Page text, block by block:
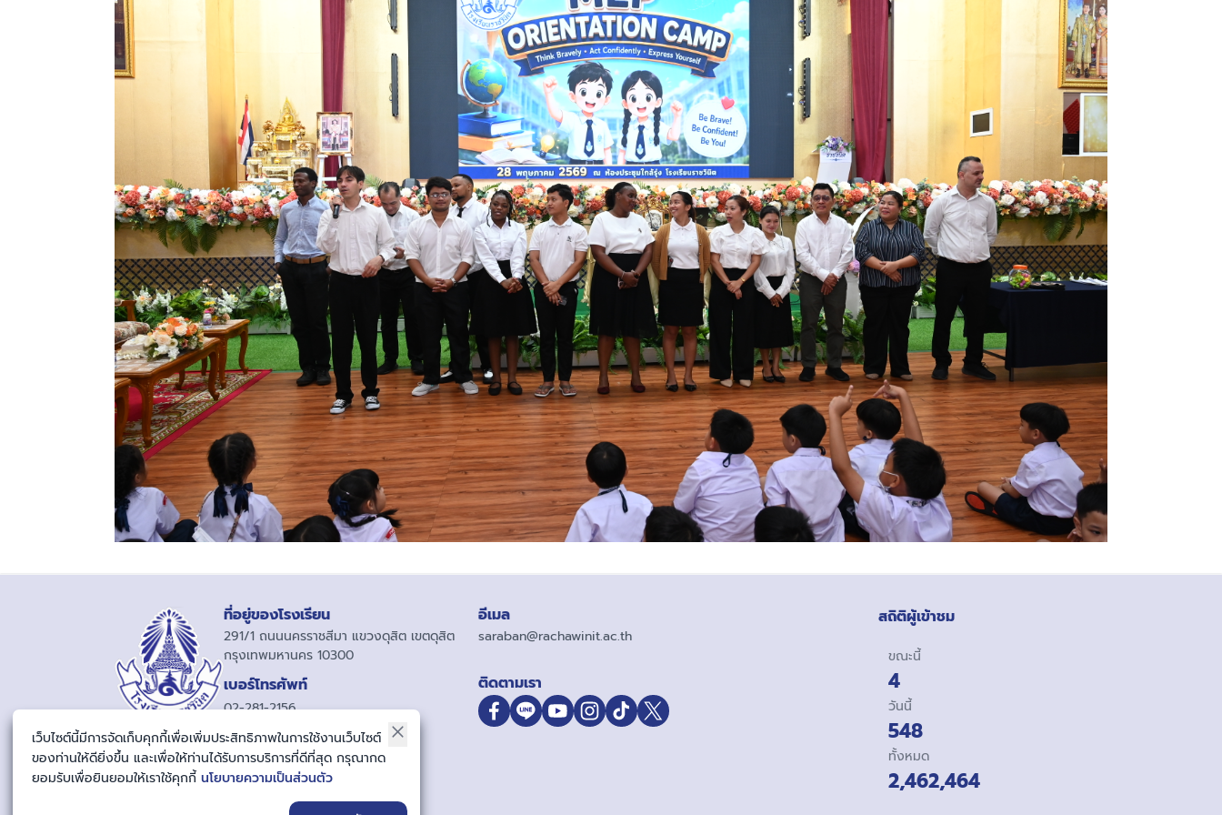
ที่อยู่ของโรงเรียน
291/1 ถนนนครราชสีมา แขวงดุสิต เขตดุสิต
กรุงเทพมหานคร 10300
อีเมล
saraban@rachawinit.ac.th
เบอร์โทรศัพท์
02-281-2156
ติดตามเรา
สถิติผู้เข้าชม
ขณะนี้
4
วันนี้
548
ทั้งหมด
2,462,464
เว็บไซต์นี้มีการจัดเก็บคุกกี้เพื่อเพิ่มประสิทธิภาพในการใช้งานเว็บไซต์
ของท่านให้ดียิ่งขึ้น และเพื่อให้ท่านได้รับการบริการที่ดีที่สุด กรุณากด
ยอมรับเพื่อยินยอมให้เราใช้คุกกี้ นโยบายความเป็นส่วนตัว